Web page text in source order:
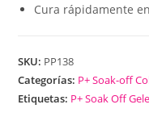
Cura rápidamente
SKU: PP138
Categorías: P+ Soak-off
Etiquetas: P+ Soak Off